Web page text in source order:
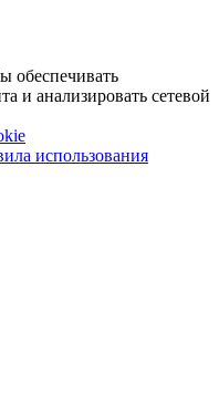
обеспечивать
и анализировать сетевой
использования